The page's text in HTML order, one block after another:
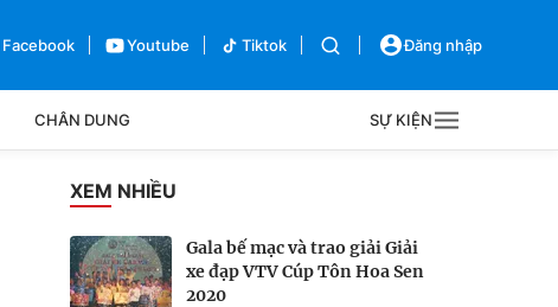
Facebook Youtube Tiktok Đăng nhập
CHÂN DUNG SỰ KIỆN
Bên lề
XEM NHIỀU
Gala bế mạc và trao giải Giải
xe đạp VTV Cúp Tôn Hoa Sen
2020